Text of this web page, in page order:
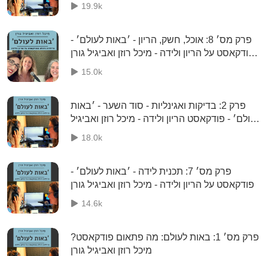
19.9k
פרק מס׳ 8: אוכל, חשק, הריון - ׳באות לעולם׳ -
פודקאסט על הריון ולידה - מיכל רוזן ואביגיל גורן
בשיחה עם אילת לטוביץ׳
15.0k
פרק 2: בדיקות ואגינליות - סוד השער - ׳באות
לעולם׳ - פודקאסט הריון ולידה - מיכל רוזן ואביגיל
גורן
18.0k
פרק מס׳ 7: תכנית לידה - ׳באות לעולם׳ -
פודקאסט על הריון ולידה - מיכל רוזן ואביגיל גורן
14.6k
פרק מס׳ 1: באות לעולם: מה פתאום פודקאסט?
מיכל רוזן ואביגיל גורן